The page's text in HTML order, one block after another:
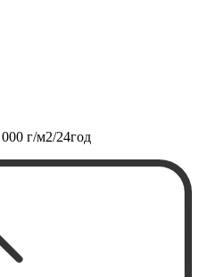
000 г/м2/24год